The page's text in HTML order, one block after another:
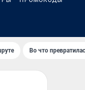
Во что